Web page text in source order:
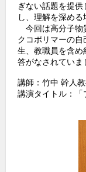
ぎない話題を提
し、理解を深める
今回は高分子物
クコポリマーの
生、教職員を含
答がなされていま
講師：竹中 幹人
講演タイトル：「